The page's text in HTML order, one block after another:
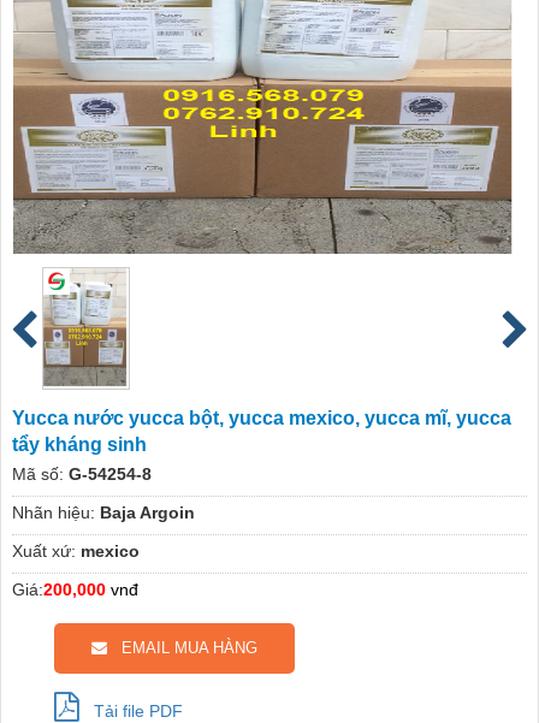
Yucca nước yucca bột, yucca mexico, yucca mĩ, yucca
tẩy kháng sinh
Mã số: G-54254-8
Nhãn hiệu: Baja Argoin
Xuất xứ: mexico
Giá:200,000 vnđ
EMAIL MUA HÀNG
Tải file PDF